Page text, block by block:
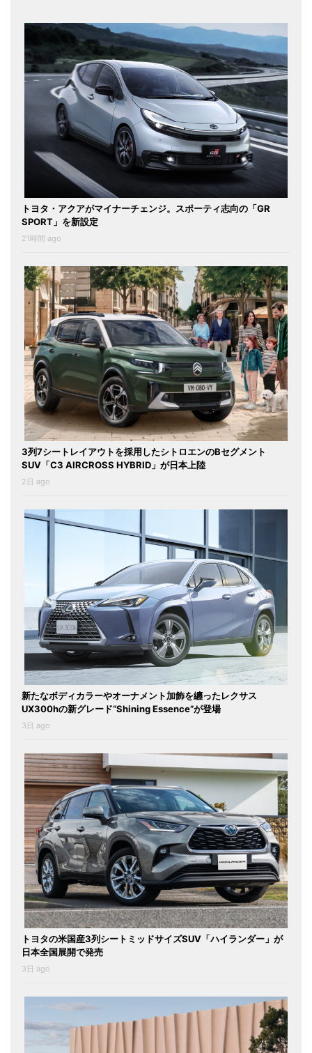
トヨタ・アクアがマイナーチェンジ。スポーティ志向の「GR
SPORT」を新設定
21時間 ago
3列7シートレイアウトを採用したシトロエンのBセグメント
SUV「C3 AIRCROSS HYBRID」が日本上陸
2日 ago
新たなボディカラーやオーナメント加飾を纏ったレクサス
UX300hの新グレード“Shining Essence”が登場
3日 ago
トヨタの米国産3列シートミッドサイズSUV「ハイランダー」が
日本全国展開で発売
3日 ago